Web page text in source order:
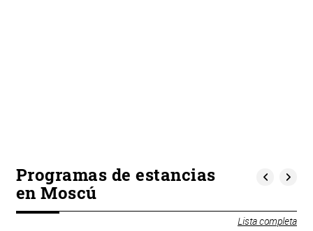
Programas de estancias
en Moscú
Lista completa